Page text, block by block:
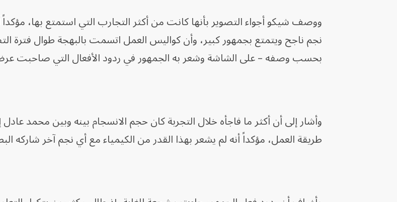
ووصف شيكو أجواء التصوير بأنها كانت من أكثر التجارب التي استمتع بها،
نجم ناجح ويتمتع بجمهور كبير، وأن كواليس العمل اتسمت بالبهجة طوال فترة
بحسب وصفه – على الشاشة وشعر به الجمهور في ردود الأفعال التي صاحبت
وأشار إلى أن أكثر ما فاجأه خلال التجربة كان حجم الانسجام بينه وبين محمد عادل
طريقة العمل، مؤكداً أنه لم يشعر بهذا القدر من الكيمياء مع أي نجم آخر شاركه